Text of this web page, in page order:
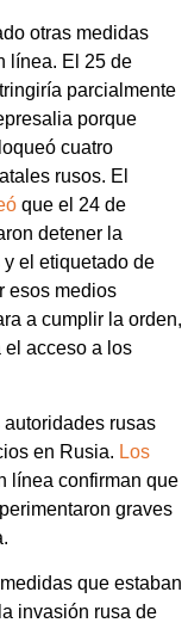
otras medidas
línea. El 25 de
parcialmente
porque
cuatro
rusos. El
que el 24 de
detener la
el etiquetado de
esos medios
a cumplir la orden,
el acceso a los
autoridades rusas
en Rusia. Los
línea confirman que
graves
que estaban
invasión rusa de